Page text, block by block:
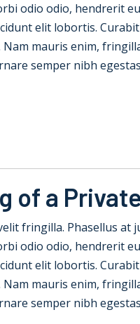
odio odio, hendrerit
elit lobortis.
mauris enim,
semper nibh
of a
fringilla. Phasellus at
odio odio, hendrerit
elit lobortis.
mauris enim,
semper nibh